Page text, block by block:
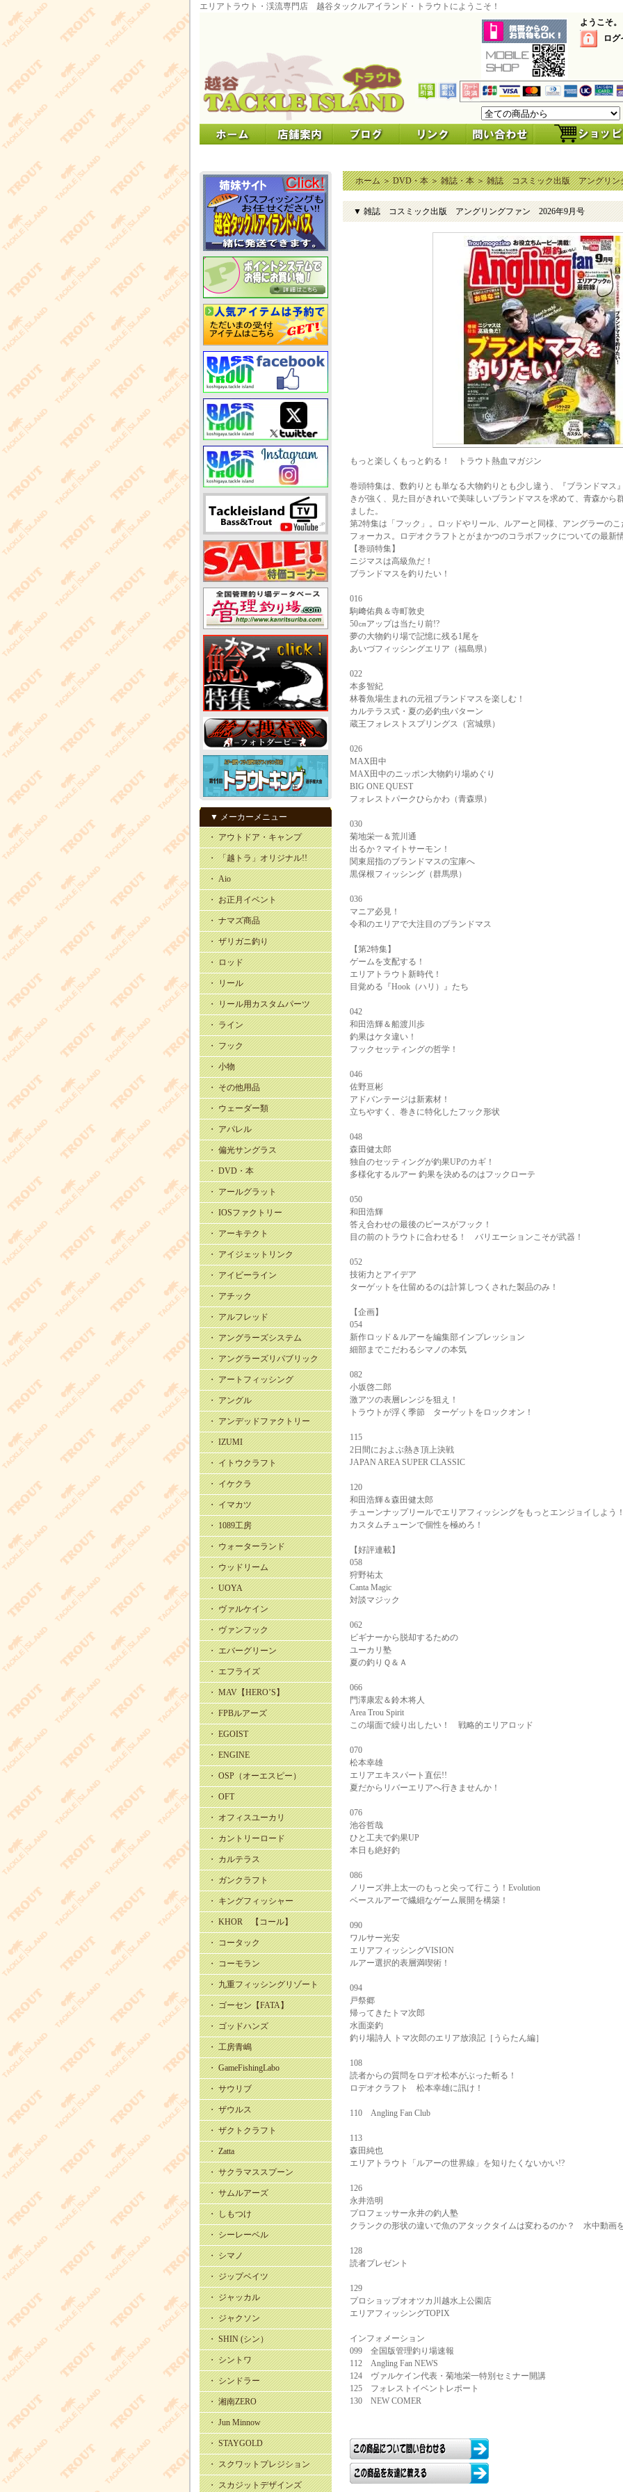
エリアトラウト・渓流専門店 越谷タックルアイランド・トラウトにようこそ！
ようこそ
ログ
▼ メーカーメニュー
・ アウトドア・キャンプ
・ 「越トラ」オリジナル!!
・ Aio
・ お正月イベント
・ ナマズ商品
・ ザリガニ釣り
・ ロッド
・ リール
・ リール用カスタムパーツ
・ ライン
・ フック
・ 小物
・ その他用品
・ ウェーダー類
・ アパレル
・ 偏光サングラス
・ DVD・本
・ アールグラット
・ IOSファクトリー
・ アーキテクト
・ アイジェットリンク
・ アイビーライン
・ アチック
・ アルフレッド
・ アングラーズシステム
・ アングラーズリパブリック
・ アートフィッシング
・ アングル
・ アンデッドファクトリー
・ IZUMI
・ イトウクラフト
・ イケクラ
・ イマカツ
・ 1089工房
・ ウォーターランド
・ ウッドリーム
・ UOYA
・ ヴァルケイン
・ ヴァンフック
・ エバーグリーン
・ エフライズ
・ MAV【HERO’S】
・ FPBルアーズ
・ EGOIST
・ ENGINE
・ OSP（オーエスピー）
・ OFT
・ オフィスユーカリ
・ カントリーロード
・ カルテラス
・ ガンクラフト
・ キングフィッシャー
・ KHOR 【コール】
・ コータック
・ コーモラン
・ 九重フィッシングリゾート
・ ゴーセン【FATA】
・ ゴッドハンズ
・ 工房青嶋
・ GameFishingLabo
・ サウリブ
・ ザウルス
・ ザクトクラフト
・ Zatta
・ サクラマススプーン
・ サムルアーズ
・ しもつけ
・ シーレーベル
・ シマノ
・ ジップベイツ
・ ジャッカル
・ ジャクソン
・ SHIN (シン）
・ シントワ
・ シンドラー
・ 湘南ZERO
・ Jun Minnow
・ STAYGOLD
・ スクワットプレジション
・ スカジットデザインズ
ホーム＞DVD・本＞雑誌・本＞雑誌 コスミック出版 アングリン
▼ 雑誌 コスミック出版 アングリングファン 2026年9月号
もっと楽しくもっと釣る！ トラウト熱血マガジン
巻頭特集は、数釣りとも単なる大物釣りとも少し違う、『ブランドマ
きが強く、見た目がきれいで美味しいブランドマスを求めて、青森から
ました。
第2特集は「フック」。ロッドやリール、ルアーと同様、アングラーの
フォーカス。ロデオクラフトとがまかつのコラボフックについての最新
【巻頭特集】
ニジマスは高級魚だ！
ブランドマスを釣りたい！
016
駒﨑佑典＆寺町敦史
50㎝アップは当たり前!?
夢の大物釣り場で記憶に残る1尾を
あいづフィッシングエリア（福島県）
022
本多智紀
林養魚場生まれの元祖ブランドマスを楽しむ！
カルテラス式・夏の必釣虫パターン
蔵王フォレストスプリングス（宮城県）
026
MAX田中
MAX田中のニッポン大物釣り場めぐり
BIG ONE QUEST
フォレストパークひらかわ（青森県）
030
菊地栄一＆荒川通
出るか？マイトサーモン！
関東屈指のブランドマスの宝庫へ
黒保根フィッシング（群馬県）
036
マニア必見！
令和のエリアで大注目のブランドマス
【第2特集】
ゲームを支配する！
エリアトラウト新時代！
目覚める『Hook（ハリ）』たち
042
和田浩輝＆船渡川歩
釣果はケタ違い！
フックセッティングの哲学！
046
佐野亘彬
アドバンテージは新素材！
立ちやすく、巻きに特化したフック形状
048
森田健太郎
独自のセッティングが釣果UPのカギ！
多様化するルアー 釣果を決めるのはフックローテ
050
和田浩輝
答え合わせの最後のピースがフック！
目の前のトラウトに合わせる！ バリエーションこそが武器！
052
技術力とアイデア
ターゲットを仕留めるのは計算しつくされた製品のみ！
【企画】
054
新作ロッド＆ルアーを編集部インプレッション
細部までこだわるシマノの本気
082
小坂啓二郎
激アツの表層レンジを狙え！
トラウトが浮く季節 ターゲットをロックオン！
115
2日間におよぶ熱き頂上決戦
JAPAN AREA SUPER CLASSIC
120
和田浩輝＆森田健太郎
チューンナップリールでエリアフィッシングをもっとエンジョイしよう
カスタムチューンで個性を極めろ！
【好評連載】
058
狩野祐太
Canta Magic
対談マジック
062
ビギナーから脱却するための
ユーカリ塾
夏の釣りＱ＆Ａ
066
門澤康宏＆鈴木将人
Area Trou Spirit
この場面で繰り出したい！ 戦略的エリアロッド
070
松本幸雄
エリアエキスパート直伝!!
夏だからリバーエリアへ行きませんか！
076
池谷哲哉
ひと工夫で釣果UP
本日も絶好釣
086
ノリーズ井上太一のもっと尖って行こう！Evolution
ベースルアーで繊細なゲーム展開を構築！
090
ワルサー光安
エリアフィッシングVISION
ルアー選択的表層満喫術！
094
戸祭郷
帰ってきたトマ次郎
水面楽釣
釣り場詩人 トマ次郎のエリア放浪記［うらたん編］
108
読者からの質問をロデオ松本がぶった斬る！
ロデオクラフト 松本幸雄に訊け！
110 Angling Fan Club
113
森田純也
エリアトラウト「ルアーの世界線」を知りたくないかい!?
126
永井浩明
プロフェッサー永井の釣人塾
クランクの形状の違いで魚のアタックタイムは変わるのか？ 水中動画
128
読者プレゼント
129
プロショップオオツカ川越水上公園店
エリアフィッシングTOPIX
インフォメーション
099 全国版管理釣り場速報
112 Angling Fan NEWS
124 ヴァルケイン代表・菊地栄一特別セミナー開講
125 フォレストイベントレポート
130 NEW COMER